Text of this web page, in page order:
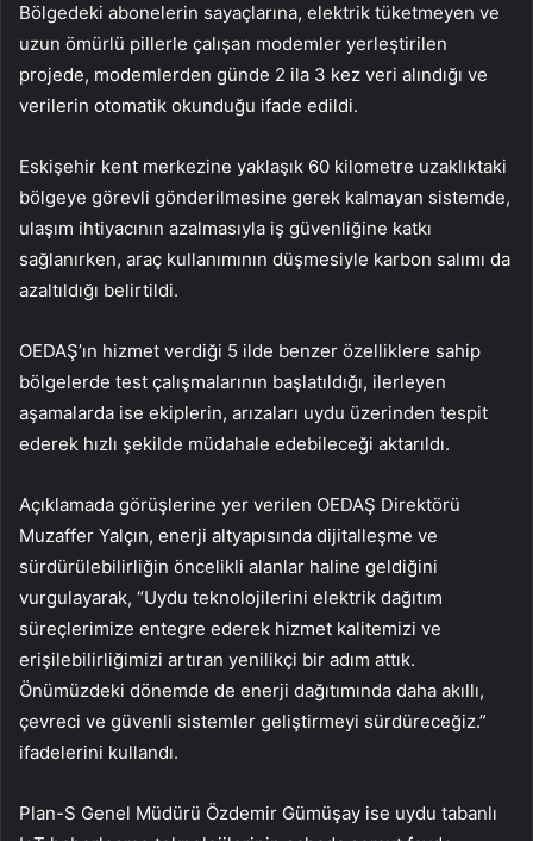
Bölgedeki abonelerin sayaçlarına, elektrik tüketmeyen ve
uzun ömürlü pillerle çalışan modemler yerleştirilen
projede, modemlerden günde 2 ila 3 kez veri alındığı ve
verilerin otomatik okunduğu ifade edildi.
Eskişehir kent merkezine yaklaşık 60 kilometre uzaklıktaki
bölgeye görevli gönderilmesine gerek kalmayan sistemde,
ulaşım ihtiyacının azalmasıyla iş güvenliğine katkı
sağlanırken, araç kullanımının düşmesiyle karbon salımı da
azaltıldığı belirtildi.
OEDAŞ’ın hizmet verdiği 5 ilde benzer özelliklere sahip
bölgelerde test çalışmalarının başlatıldığı, ilerleyen
aşamalarda ise ekiplerin, arızaları uydu üzerinden tespit
ederek hızlı şekilde müdahale edebileceği aktarıldı.
Açıklamada görüşlerine yer verilen OEDAŞ Direktörü
Muzaffer Yalçın, enerji altyapısında dijitalleşme ve
sürdürülebilirliğin öncelikli alanlar haline geldiğini
vurgulayarak, “Uydu teknolojilerini elektrik dağıtım
süreçlerimize entegre ederek hizmet kalitemizi ve
erişilebilirliğimizi artıran yenilikçi bir adım attık.
Önümüzdeki dönemde de enerji dağıtımında daha akıllı,
çevreci ve güvenli sistemler geliştirmeyi sürdüreceğiz.”
ifadelerini kullandı.
Plan-S Genel Müdürü Özdemir Gümüşay ise uydu tabanlı